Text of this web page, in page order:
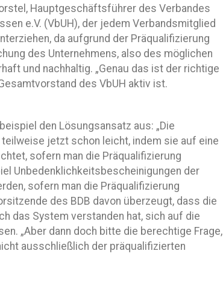
Hauptgeschäftsführer des Verbandes
e.V. (VbUH), der jedem Verbandsmitglied
da aufgrund der Präqualifizierung
des Unternehmens, also des möglichen
und nachhaltig. „Genau das ist der richtige
des VbUH aktiv ist.
den Lösungsansatz aus: „Die
jetzt schon leicht, indem sie auf eine
sofern man die Präqualifizierung
Unbedenklichkeitsbescheinigungen der
sofern man die Präqualifizierung
des BDB davon überzeugt, dass die
das System verstanden hat, sich auf die
„Aber dann doch bitte die berechtige Frage,
ausschließlich der präqualifizierten